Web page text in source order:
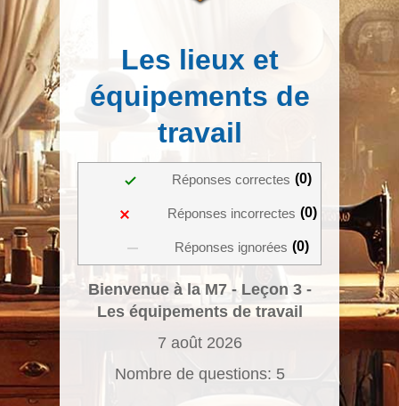
Les lieux et
équipements de
travail
Réponses correctes 0
Réponses incorrectes 0
Réponses ignorées 0
Bienvenue à la M7 - Leçon 3 -
Les équipements de travail
7 août 2026
Nombre de questions: 5